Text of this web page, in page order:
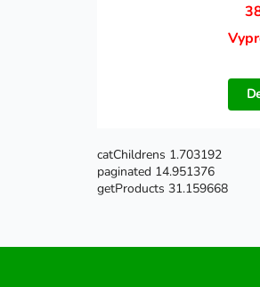
catChildrens 1.703192
paginated 14.951376
getProducts 31.159668